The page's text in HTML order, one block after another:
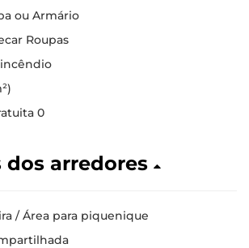
ou Armário
Roupas
0
arredores
/ Área para piquenique